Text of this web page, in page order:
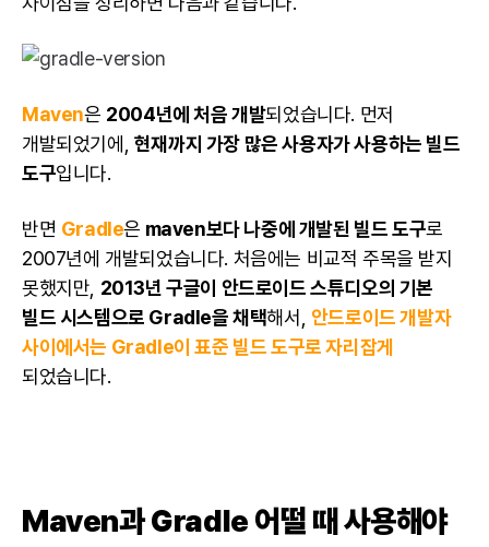
Maven은 2004년에 처음개발되었습니다. 먼저
개발되었기에, 현재까지 가장 많은 사용자가 사용하는 빌드
도구입니다.
반면 Gradle은 maven보다 나중에 개발된 빌드 도구로
2007년에 개발되었습니다. 처음에는 비교적 주목을 받지
못했지만, 2013년 구글이 안드로이드 스튜디오의 기본
빌드 시스템으로 Gradle을 채택해서, 안드로이드개발자
사이에서는 Gradle이 표준 빌드 도구로 자리잡게
되었습니다.
Maven과 Gradle 어떨 때 사용해야